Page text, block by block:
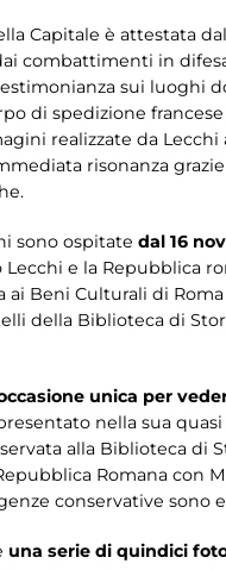
Capitale è attestata
combattimenti in
sui luoghi
di spedizione
realizzate da
risonanza
sono ospitate dal 16
Lecchi e la Repubblica
ai Beni Culturali di
della Biblioteca di
unica per
nella sua
alla Biblioteca di
Romana con
conservative sono
una serie di quindici